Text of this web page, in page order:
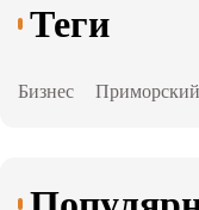
Теги
Бизнес